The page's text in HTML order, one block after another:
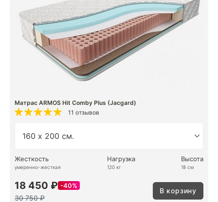
Матрас ARMOS Hit Comby Plus (Jacgard)
11 отзывов
Жесткость
умеренно-жесткая
Нагрузка
120 кг
Высота
18 см
18 450 ₽ 40%
30 750 ₽
В корзину